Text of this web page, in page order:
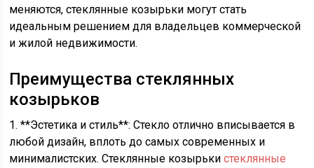
меняются, стеклянные козырьки могут стать
идеальным решением для владельцев коммерческой
и жилой недвижимости.
Преимущества стеклянных
козырьков
1. **Эстетика и стиль**: Стекло отлично вписывается в
любой дизайн, вплоть до самых современных и
минималистских. Стеклянные козырькистеклянные